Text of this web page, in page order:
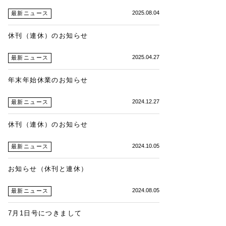
最新ニュース 2025.08.04
休刊（連休）のお知らせ
最新ニュース 2025.04.27
年末年始休業のお知らせ
最新ニュース 2024.12.27
休刊（連休）のお知らせ
最新ニュース 2024.10.05
お知らせ（休刊と連休）
最新ニュース 2024.08.05
7月1日号につきまして